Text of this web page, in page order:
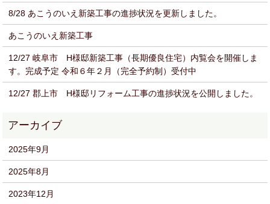
8/28 あこうのいえ新築工事の進捗状況を更新しました。
あこうのいえ新築工事
12/27 岐阜市 H様邸新築工事（長期優良住宅）内覧会を開催しま
す。完成予定 令和６年２月（完全予約制）受付中
12/27 郡上市 H様邸リフォーム工事の進捗状況を公開しました。
2025年9月
2025年8月
2023年12月